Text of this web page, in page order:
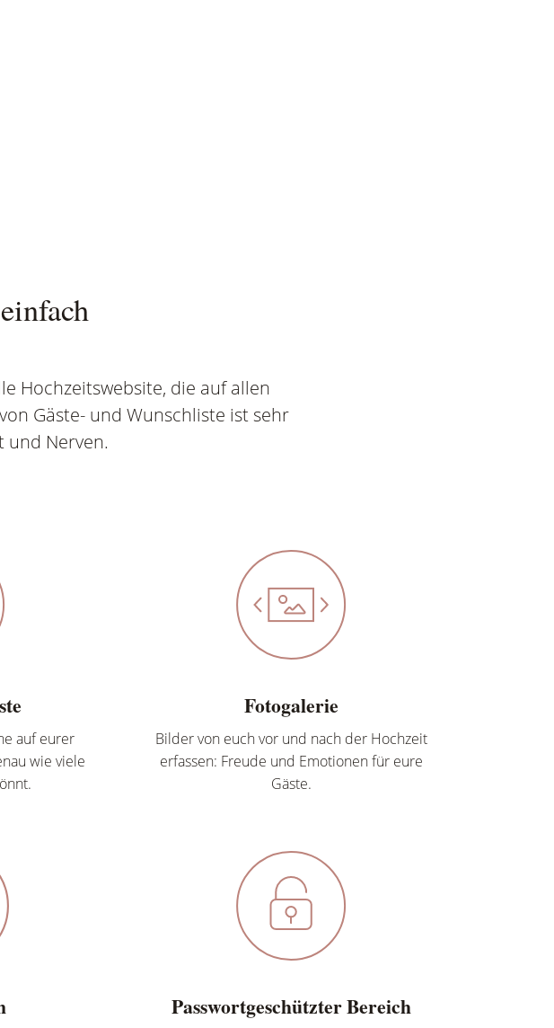
Hochzeitswebsite, die auf allen
Gäste- und Wunschliste ist sehr
und Nerven.
auf eurer
wie viele
Fotogalerie
Bilder von euch vor und nach der Hochzeit
erfassen: Freude und Emotionen für eure
Gäste.
Passwortgeschützter Bereich